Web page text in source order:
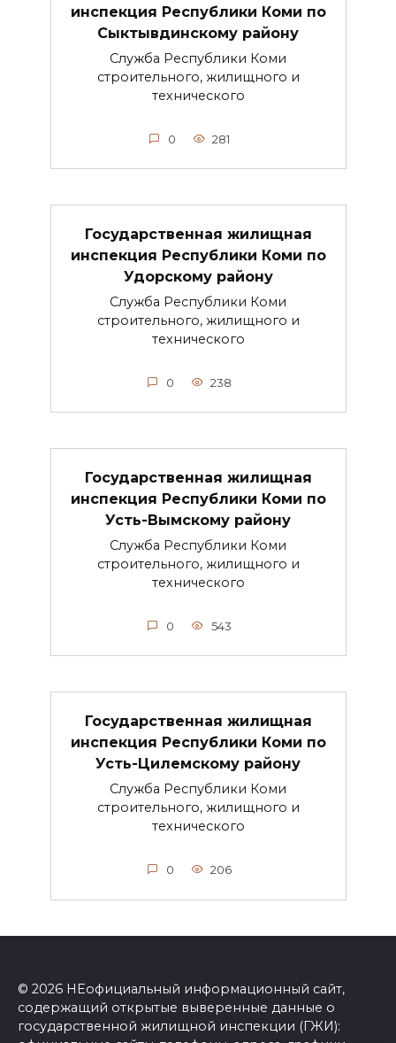
инспекция Республики Коми по
Сыктывдинскому району
Служба Республики Коми
строительного, жилищного и
технического
0 281
Государственная жилищная
инспекция Республики Коми по
Удорскому району
Служба Республики Коми
строительного, жилищного и
технического
0 238
Государственная жилищная
инспекция Республики Коми по
Усть-Вымскому району
Служба Республики Коми
строительного, жилищного и
технического
0 543
Государственная жилищная
инспекция Республики Коми по
Усть-Цилемскому району
Служба Республики Коми
строительного, жилищного и
технического
0 206
© 2026 НЕофициальный информационный сайт,
содержащий открытые выверенные данные о
государственной жилищной инспекции (ГЖИ):